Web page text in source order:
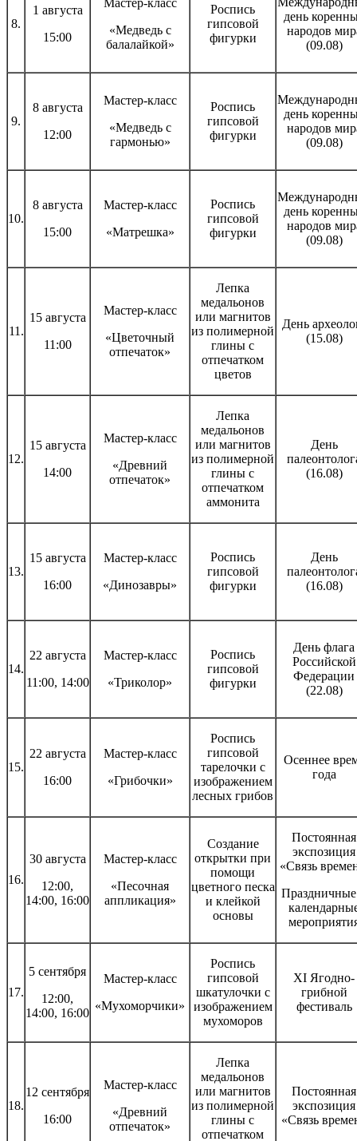
8.
1 августа
15:00
«Медведь с
балалайкой»
Роспись
гипсовой
фигурки
день
народов
(09.08)
9.
8 августа
12:00
Мастер-класс
«Медведь с
гармонью»
Роспись
гипсовой
фигурки
день
народов
(09.08)
10.
8 августа
15:00
Мастер-класс
«Матрешка»
Роспись
гипсовой
фигурки
день
народов
(09.08)
11.
15 августа
11:00
Мастер-класс
«Цветочный
отпечаток»
Лепка
медальонов
или магнитов
из полимерной
глины с
отпечатком
цветов
День
(15.08)
12.
15 августа
14:00
Мастер-класс
«Древний
отпечаток»
Лепка
медальонов
или магнитов
из полимерной
глины с
отпечатком
аммонита
День
(16.08)
13.
15 августа
16:00
Мастер-класс
«Динозавры»
Роспись
гипсовой
фигурки
День
(16.08)
14.
22 августа
11:00, 14:00
Мастер-класс
«Триколор»
Роспись
гипсовой
фигурки
День флага
Российской
Федерации
(22.08)
15.
22 августа
16:00
Мастер-класс
«Грибочки»
Роспись
гипсовой
тарелочки с
изображением
лесных грибов
Осеннее
года
16.
30 августа
12:00,
14:00, 16:00
Мастер-класс
«Песочная
аппликация»
Создание
открытки при
помощи
цветного песка
и клейкой
основы
Постоянная
экспозиция
«Связь
17.
5 сентября
12:00,
14:00, 16:00
Мастер-класс
«Мухоморчики»
Роспись
гипсовой
шкатулочки с
изображением
мухоморов
XI Ягодно-
грибной
фестиваль
18.
12 сентября
16:00
Мастер-класс
«Древний
отпечаток»
Лепка
медальонов
или магнитов
из полимерной
глины с
отпечатком
Постоянная
экспозиция
«Связь